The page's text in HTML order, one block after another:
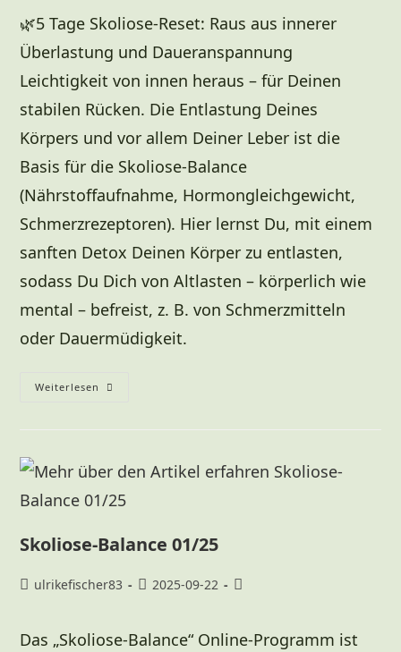
🌿5 Tage Skoliose-Reset: Raus aus innerer
Überlastung und Daueranspannung
Leichtigkeit von innen heraus – für Deinen
stabilen Rücken. Die Entlastung Deines
Körpers und vor allem Deiner Leber ist die
Basis für die Skoliose-Balance
(Nährstoffaufnahme, Hormongleichgewicht,
Schmerzrezeptoren). Hier lernst Du, mit einem
sanften Detox Deinen Körper zu entlasten,
sodass Du Dich von Altlasten – körperlich wie
mental – befreist, z. B. von Schmerzmitteln
oder Dauermüdigkeit.
Weiterlesen
Skoliose-Balance 01/25
ulrikefischer83 2025-09-22
Das „Skoliose-Balance“ Online-Programm ist